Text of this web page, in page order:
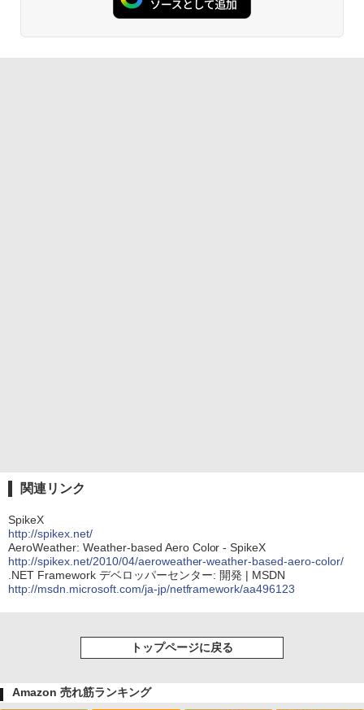
関連リンク
SpikeX
http://spikex.net/
AeroWeather: Weather-based Aero Color - SpikeX
http://spikex.net/2010/04/aeroweather-weather-based-aero-color/
.NET Framework デベロッパーセンター: 開発 | MSDN
http://msdn.microsoft.com/ja-jp/netframework/aa496123
トップページに戻る
Amazon 売れ筋ランキング